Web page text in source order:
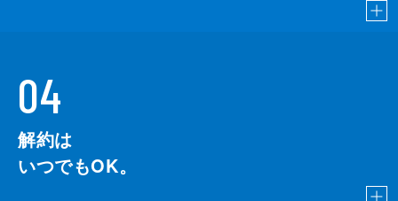
04
解約は
いつでもOK。